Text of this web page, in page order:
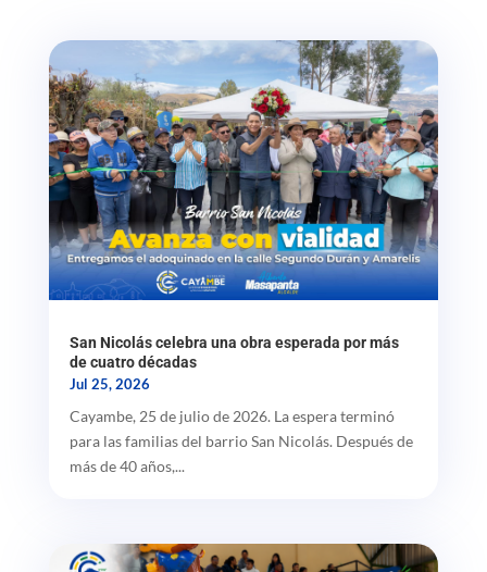
San Nicolás celebra una obra esperada por más
de cuatro décadas
Jul 25, 2026
Cayambe, 25 de julio de 2026. La espera terminó
para las familias del barrio San Nicolás. Después de
más de 40 años,...